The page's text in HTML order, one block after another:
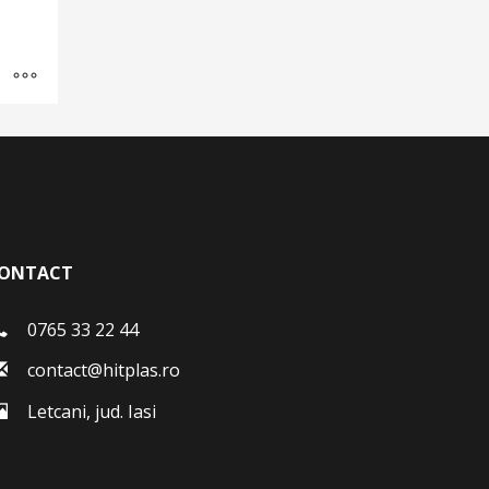
0765 33 22 44
contact@hitplas.ro
Letcani, jud. Iasi